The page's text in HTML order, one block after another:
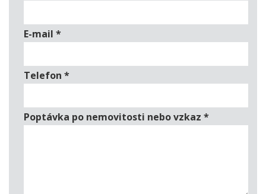
E-mail *
Telefon *
Poptávka po nemovitosti nebo vzkaz *